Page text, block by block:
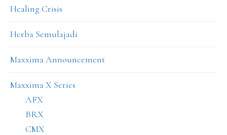
Healing Crisis
Herba Semulajadi
Maxxima Announcement
Maxxima X Series
AFX
BRX
CMX